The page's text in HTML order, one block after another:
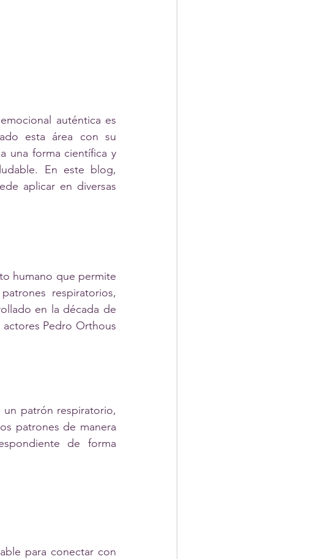
auténtica es
esta área con su
una forma científica y
En este blog,
aplicar en diversas
humano que permite
respiratorios,
en la década de
Pedro Orthous
un patrón respiratorio,
patrones de manera
de forma
para conectar con